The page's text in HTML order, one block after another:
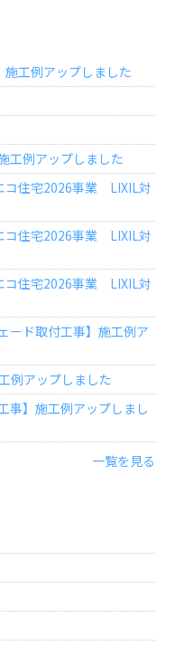
工例アップしました
工例アップしました
コ住宅2026事業 LIXIL対
コ住宅2026事業 LIXIL対
コ住宅2026事業 LIXIL対
ード取付工事】施工例ア
例アップしました
事】施工例アップしまし
一覧を見る